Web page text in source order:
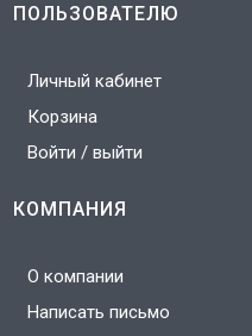
ПОЛЬЗОВАТЕЛЮ
Личный кабинет
Корзина
Войти / выйти
КОМПАНИЯ
О компании
Написать письмо